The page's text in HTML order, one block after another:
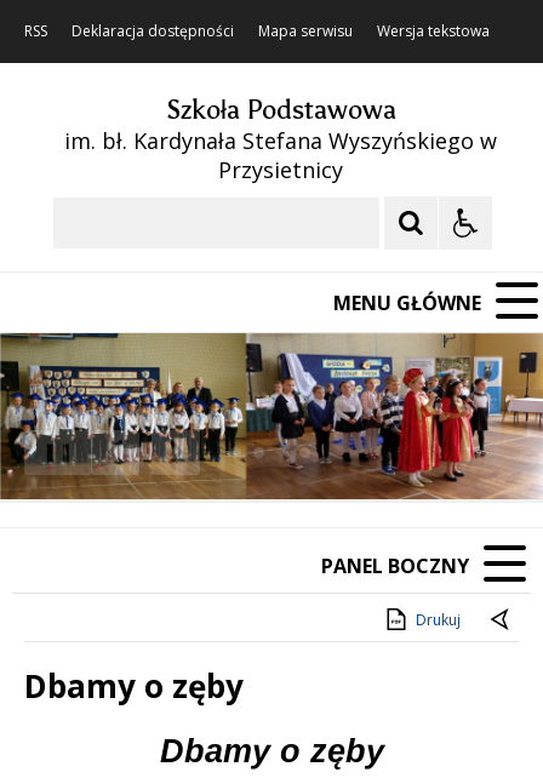
RSS Deklaracja dostępności Mapa serwisu Wersja tekstowa
Szkoła Podstawowa
im. bł. Kardynała Stefana Wyszyńskiego w
Przysietnicy
MENU GŁÓWNE
Poprzedni Element
Następny Element
❚❚
PANEL BOCZNY
Drukuj
Dbamy o zęby
Dbamy o zęby